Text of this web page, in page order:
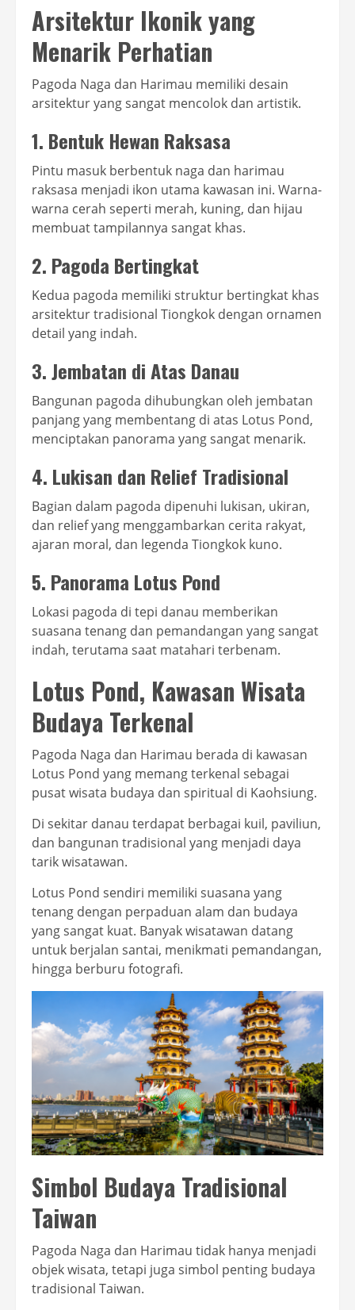
Arsitektur Ikonik yang
Menarik Perhatian
Pagoda Naga dan Harimau memiliki desain
arsitektur yang sangat mencolok dan artistik.
1. Bentuk Hewan Raksasa
Pintu masuk berbentuk naga dan harimau
raksasa menjadi ikon utama kawasan ini. Warna-
warna cerah seperti merah, kuning, dan hijau
membuat tampilannya sangat khas.
2. Pagoda Bertingkat
Kedua pagoda memiliki struktur bertingkat khas
arsitektur tradisional Tiongkok dengan ornamen
detail yang indah.
3. Jembatan di Atas Danau
Bangunan pagoda dihubungkan oleh jembatan
panjang yang membentang di atas Lotus Pond,
menciptakan panorama yang sangat menarik.
4. Lukisan dan Relief Tradisional
Bagian dalam pagoda dipenuhi lukisan, ukiran,
dan relief yang menggambarkan cerita rakyat,
ajaran moral, dan legenda Tiongkok kuno.
5. Panorama Lotus Pond
Lokasi pagoda di tepi danau memberikan
suasana tenang dan pemandangan yang sangat
indah, terutama saat matahari terbenam.
Lotus Pond, Kawasan Wisata
Budaya Terkenal
Pagoda Naga dan Harimau berada di kawasan
Lotus Pond yang memang terkenal sebagai
pusat wisata budaya dan spiritual di Kaohsiung.
Di sekitar danau terdapat berbagai kuil, paviliun,
dan bangunan tradisional yang menjadi daya
tarik wisatawan.
Lotus Pond sendiri memiliki suasana yang
tenang dengan perpaduan alam dan budaya
yang sangat kuat. Banyak wisatawan datang
untuk berjalan santai, menikmati pemandangan,
hingga berburu fotografi.
Simbol Budaya Tradisional
Taiwan
Pagoda Naga dan Harimau tidak hanya menjadi
objek wisata, tetapi juga simbol penting budaya
tradisional Taiwan.